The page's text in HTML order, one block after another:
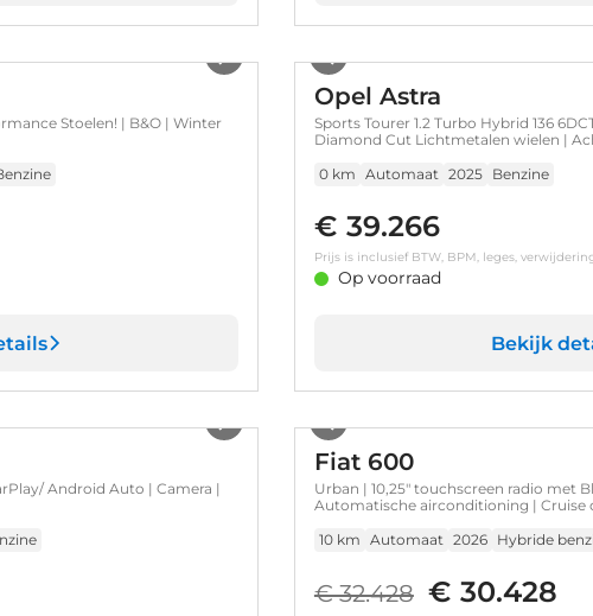
Stoelen! | B&O | Winter
Opel Astra
Sports Tourer 1.2 Turbo Hybrid 136
Diamond Cut Lichtmetalen wielen |
0 km Automaat 2025 Benzine
€ 39.266
Prijs is inclusief BTW, BPM, leges,
Op voorraad
Bekijk
Android Auto | Camera |
Fiat 600
Urban | 10,25" touchscreen radio met
Automatische airconditioning | Cruise
10 km Automaat 2026 Hybride
€ 32.428 € 30.428